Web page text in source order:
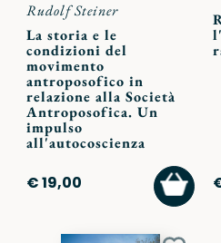
Rudolf Steiner
La storia e le
condizioni del
movimento
antroposofico in
relazione alla Società
Antroposofica. Un
impulso
all'autocoscienza
€ 19,00
AL